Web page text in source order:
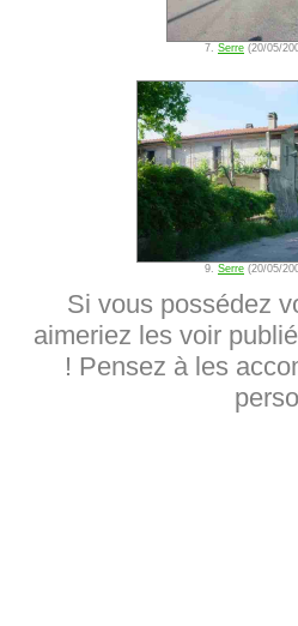
7. Serre (20/05/
9. Serre (20/05/
Si vous possédez
aimeriez les voir
! Pensez à les